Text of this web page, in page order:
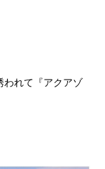
れて『アクアゾ